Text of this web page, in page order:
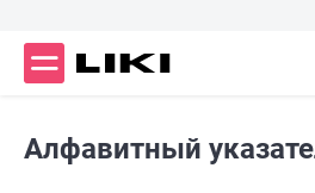
Алфавитный